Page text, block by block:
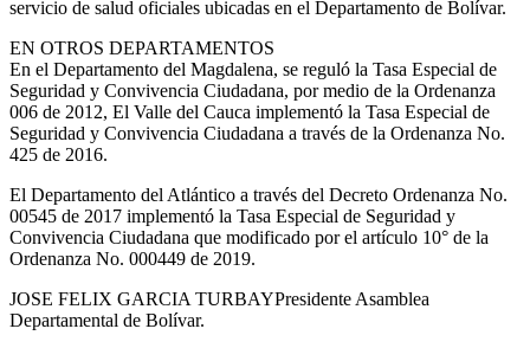
servicio de salud oficiales ubicadas en el Departamento de Bolívar.
EN OTROS DEPARTAMENTOS
En el Departamento del Magdalena, se reguló la Tasa Especial de
Seguridad y Convivencia Ciudadana, por medio de la Ordenanza
006 de 2012, El Valle del Cauca implementó la Tasa Especial de
Seguridad y Convivencia Ciudadana a través de la Ordenanza No.
425 de 2016.
El Departamento del Atlántico a través del Decreto Ordenanza No.
00545 de 2017 implementó la Tasa Especial de Seguridad y
Convivencia Ciudadana que modificado por el artículo 10° de la
Ordenanza No. 000449 de 2019.
JOSE FELIX GARCIA TURBAYPresidente Asamblea
Departamental de Bolívar.